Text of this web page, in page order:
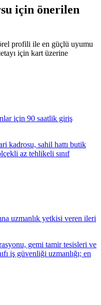
için önerilen
profili ile en güçlü uyumu
için kart üzerine
için 90 saatlik giriş
kadrosu, sahil hattı butik
az tehlikeli sınıf
uzmanlık yetkisi veren ileri
gemi tamir tesisleri ve
iş güvenliği uzmanlığı; en